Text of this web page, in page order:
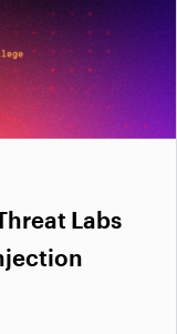
Labs